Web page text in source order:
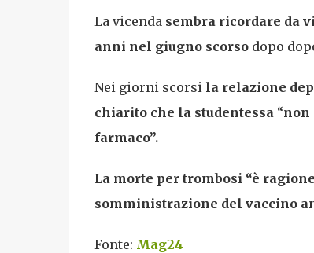
La vicendasembra ricordare da
anni nel giugno scorso dopo
Nei giorni scorsi la relazione
chiarito che la studentessa “non
farmaco”.
La morte per trombosi “è
somministrazione del vaccino
Fonte: Mag24